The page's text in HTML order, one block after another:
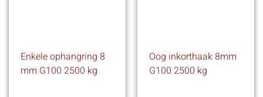
Enkele ophangring 8
mm G100 2500 kg
Oog inkorthaak 8mm
G100 2500 kg